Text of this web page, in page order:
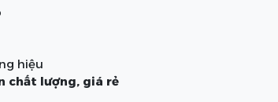
hiệu
chất lượng, giá rẻ